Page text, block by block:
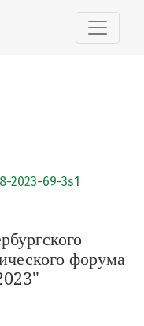
Петербургского
2023-69-3s1
форума